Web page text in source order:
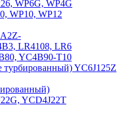
WP6G, WP4G
WP10, WP12
LR4108, LR6
YC4B90-T10
YC6J125Z
YCD4J22T